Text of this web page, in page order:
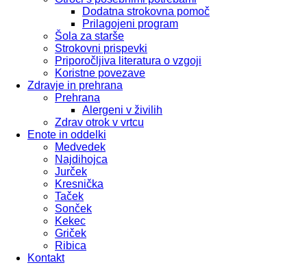
Dodatna strokovna pomoč
Prilagojeni program
Šola za starše
Strokovni prispevki
Priporočljiva literatura o vzgoji
Koristne povezave
Zdravje in prehrana
Prehrana
Alergeni v živilih
Zdrav otrok v vrtcu
Enote in oddelki
Medvedek
Najdihojca
Jurček
Kresnička
Taček
Sonček
Kekec
Griček
Ribica
Kontakt